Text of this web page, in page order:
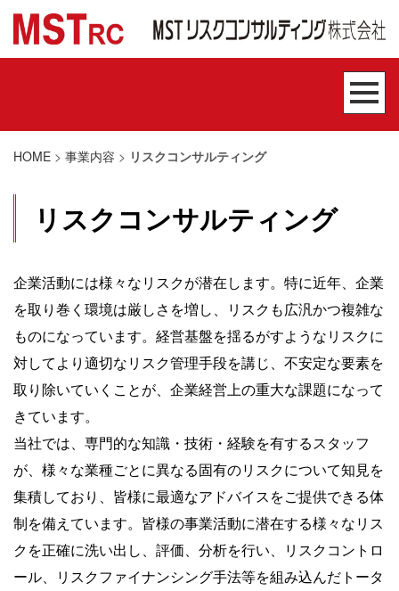
HOME > 事業内容 > リスクコンサルティング
リスクコンサルティング
企業活動には様々なリスクが潜在します。特に近年、企業
を取り巻く環境は厳しさを増し、リスクも広汎かつ複雑な
ものになっています。経営基盤を揺るがすようなリスクに
対してより適切なリスク管理手段を講じ、不安定な要素を
取り除いていくことが、企業経営上の重大な課題になって
きています。
当社では、専門的な知識・技術・経験を有するスタッフ
が、様々な業種ごとに異なる固有のリスクについて知見を
集積しており、皆様に最適なアドバイスをご提供できる体
制を備えています。皆様の事業活動に潜在する様々なリス
クを正確に洗い出し、評価、分析を行い、リスクコントロ
ール、リスクファイナンシング手法等を組み込んだトータ